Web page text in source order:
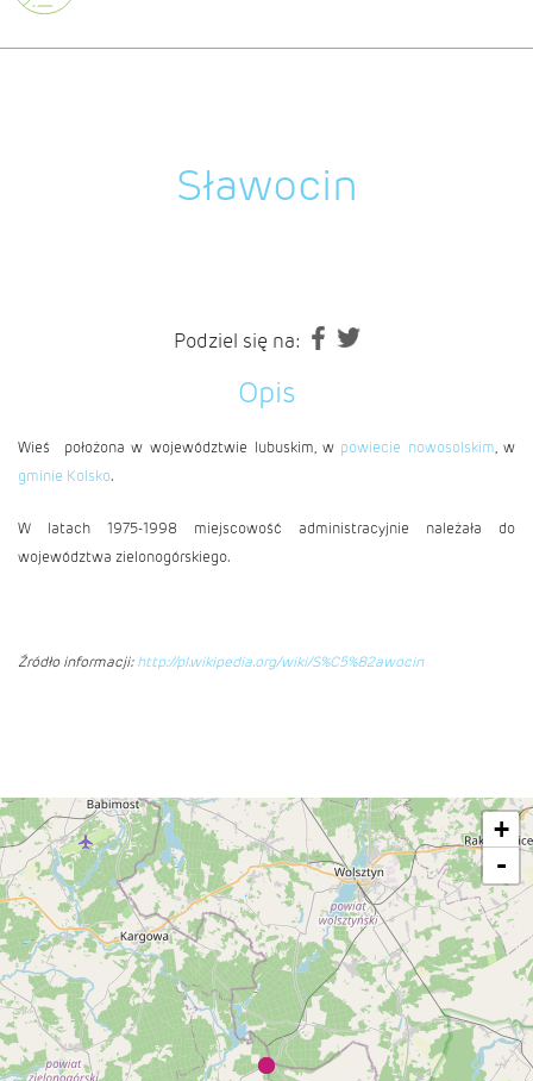
Sławocin
Podziel się na:
Opis
Wieś położona w województwie lubuskim, w powiecie nowosolskim, w
gminie Kolsko.
W latach 1975-1998 miejscowość administracyjnie należała do
województwa zielonogórskiego.
Źródło informacji: http://pl.wikipedia.org/wiki/S%C5%82awocin
+
-